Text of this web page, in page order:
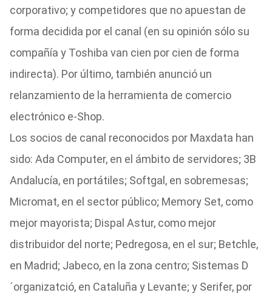
corporativo; y competidores que no apuestan de
forma decidida por el canal (en su opinión sólo su
compañía y Toshiba van cien por cien de forma
indirecta). Por último, también anunció un
relanzamiento de la herramienta de comercio
electrónico e-Shop.
Los socios de canal reconocidos por Maxdata han
sido: Ada Computer, en el ámbito de servidores; 3B
Andalucía, en portátiles; Softgal, en sobremesas;
Micromat, en el sector público; Memory Set, como
mejor mayorista; Dispal Astur, como mejor
distribuidor del norte; Pedregosa, en el sur; Betchle,
en Madrid; Jabeco, en la zona centro; Sistemas D
´organizatció, en Cataluña y Levante; y Serifer, por